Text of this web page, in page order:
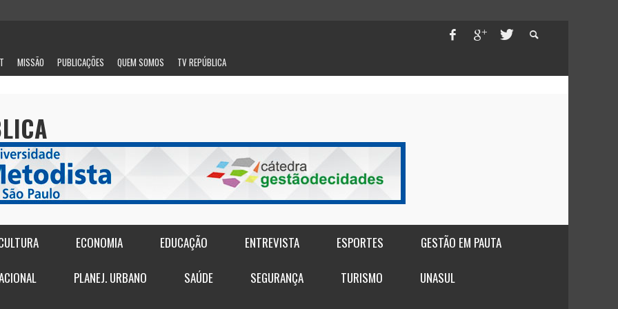
MISSÃO PUBLICAÇÕES QUEM SOMOS TV REPÚBLICA
ECONOMIA EDUCAÇÃO ENTREVISTA ESPORTES GESTÃO EM PAUTA
PLANEJ. URBANO SAÚDE SEGURANÇA TURISMO UNASUL